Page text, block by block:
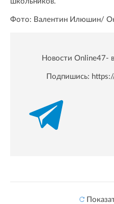
Фото: Валентин Илюшин/
Новости Online47-
Подпишись: